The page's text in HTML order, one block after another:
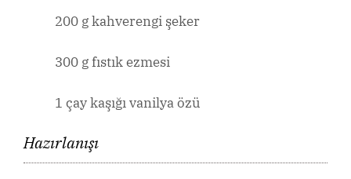
200 g kahverengi şeker
300 g fıstık ezmesi
1 çay kaşığı vanilya özü
Hazırlanışı